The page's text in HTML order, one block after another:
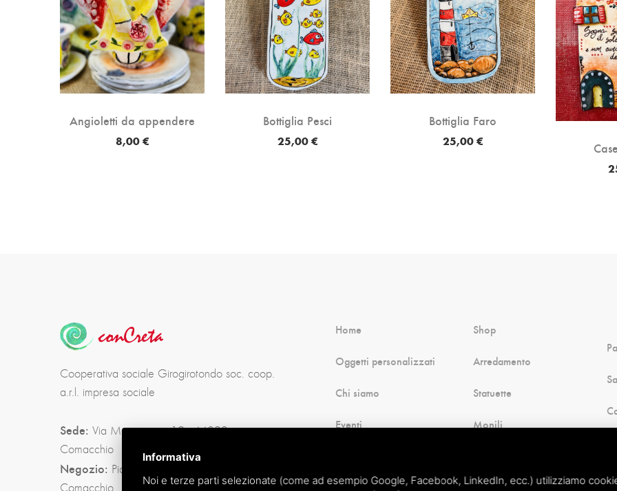
Angioletti da appendere
8,00 €
Bottiglia Pesci
25,00 €
Bottiglia Faro
25,00 €
Cooperativa sociale Girogirotondo soc. coop.
a.r.l. impresa sociale
Sede: Via Menegazzi, 19 - 44022
Comacchio
Negozio: Piazza Folegatti, 2 - 44022
Comacchio
Home
Oggetti personalizzati
Chi siamo
Eventi
Contatti
Shop
Arredamento
Statuette
Monili
Souvenir di Comacchio
Informativa
Noi e terze parti selezionate (come ad esempio Google, Facebook, LinkedIn, ecc.) utilizziamo